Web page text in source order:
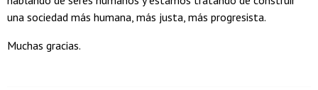
una sociedad más humana, más justa, más progresista.
Muchas gracias.